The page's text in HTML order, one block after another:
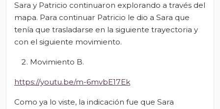
Sara y Patricio continuaron explorando a través del
mapa. Para continuar Patricio le dio a Sara que
tenía que trasladarse en la siguiente trayectoria y
con el siguiente movimiento.
Movimiento B.
https://youtu.be/m-6mvbE17Ek
Como ya lo viste, la indicación fue que Sara